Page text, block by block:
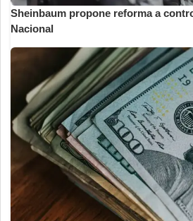
Sheinbaum propone reforma a
Nacional